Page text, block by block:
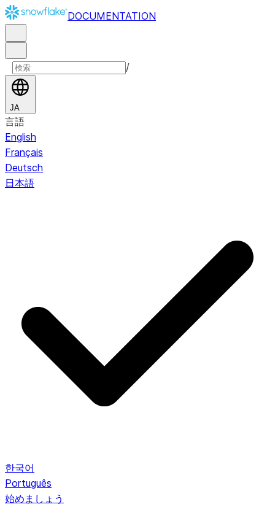
DOCUMENTATION
/
JA
言語
English
Français
Deutsch
日本語
한국어
Português
始めましょう